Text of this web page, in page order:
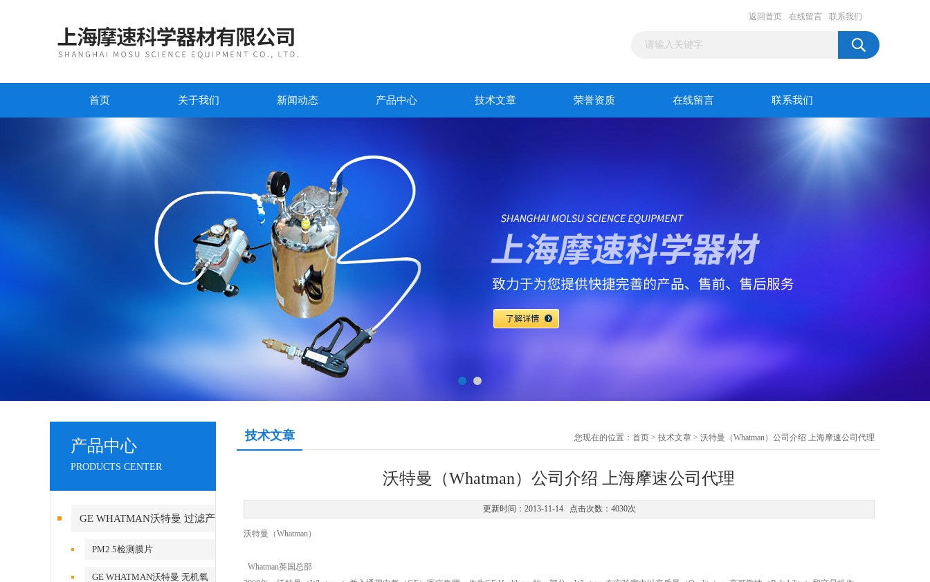
返回首页 在线留言 联系我们
首页 关于我们 新闻动态 产品中心 技术文章 荣誉资质 在线留言 联系我们
产品中心
PRODUCTS CENTER
GE WHATMAN沃特曼 过滤产
品代理PM2.5检测膜片
GE WHATMAN沃特曼 无机氧
技术文章 您现在的位置： 首页 > 技术文章 > 沃特曼（Whatman）公司介绍 上海摩速公司代理
沃特曼（Whatman）公司介绍 上海摩速公司代理
更新时间：2013-11-14 点击次数：4030次
沃特曼（Whatman）
Whatman英国总部